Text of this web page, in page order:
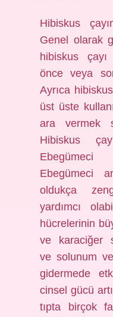
Hibiskus
Genel olarak
hibiskus
önce veya
Ayrıca
üst üste
ara vermek
Hibiskus
Ebegümeci
oldukça
yardımcı
hücrelerinin
ve karaciğer
ve solunum
gidermede
cinsel gücü
tıpta birçok